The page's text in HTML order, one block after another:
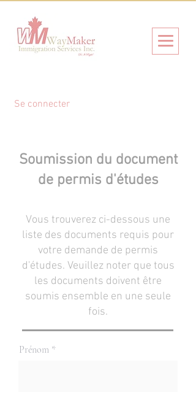
Se connecter
Soumission du document
de permis d'études
Vous trouverez ci-dessous une
liste des documents requis pour
votre demande de permis
d'études. Veuillez noter que tous
les documents doivent être
soumis ensemble en une seule
fois.
Prénom